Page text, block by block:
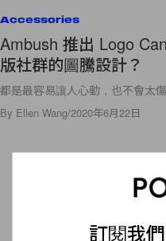
Accessories
Ambush 推出 Logo
版社群的圖騰設計？
都是最容易讓人心動，也不會太
By Ellen Wang/2020年6月22日
訂閱我